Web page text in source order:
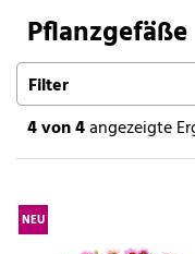
Pflanzgefäße
Filter
4von 4angezeigte
NEU